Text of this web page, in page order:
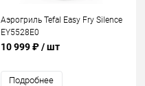
Аэрогриль Tefal Easy Fry Silence
EY5528E0
10 999 ₽/ шт
Подробнее